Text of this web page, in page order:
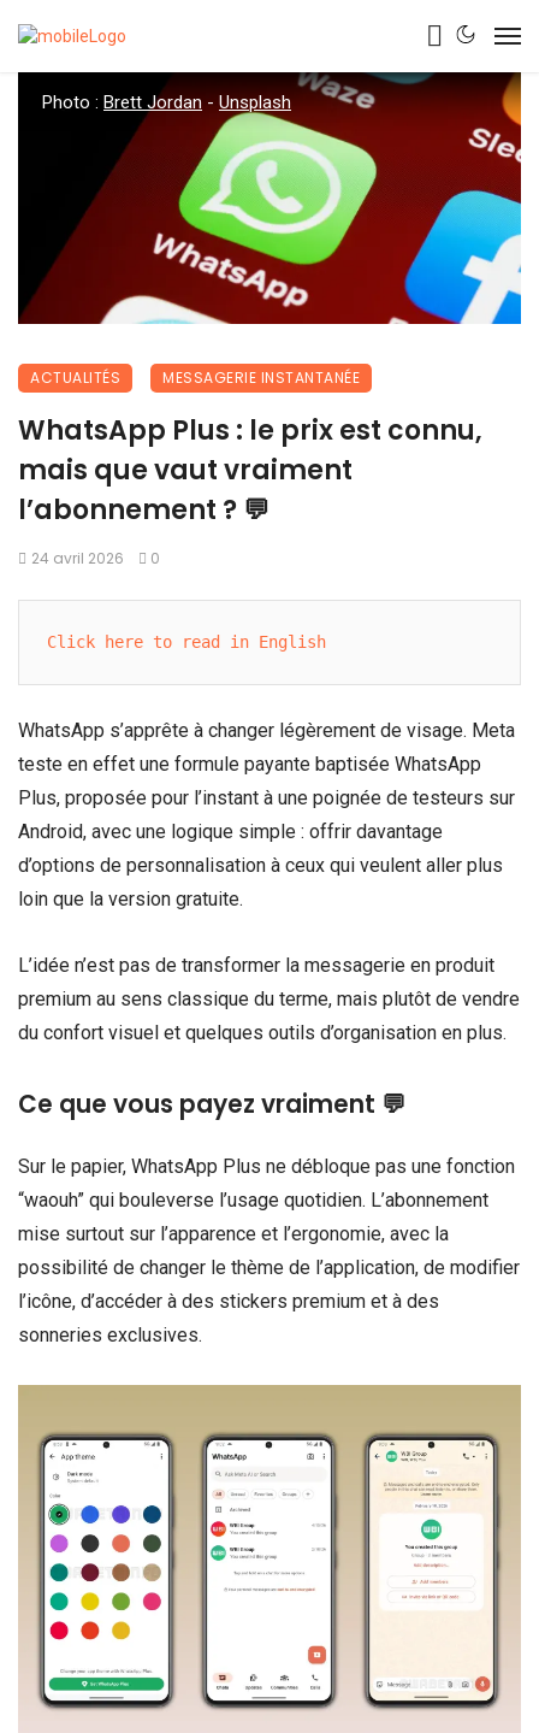
Photo : Brett Jordan - Unsplash
ACTUALITÉS MESSAGERIE INSTANTANÉE
WhatsApp Plus : le prix est connu,
mais que vaut vraiment
l’abonnement ? 💬
24 avril 2026 0
Click here to read in English
WhatsApp s’apprête à changer légèrement de visage. Meta
teste en effet une formule payante baptisée WhatsApp
Plus, proposée pour l’instant à une poignée de testeurs sur
Android, avec une logique simple : offrir davantage
d’options de personnalisation à ceux qui veulent aller plus
loin que la version gratuite.
L’idée n’est pas de transformer la messagerie en produit
premium au sens classique du terme, mais plutôt de vendre
du confort visuel et quelques outils d’organisation en plus.
Ce que vous payez vraiment 💬
Sur le papier, WhatsApp Plus ne débloque pas une fonction
“waouh” qui bouleverse l’usage quotidien. L’abonnement
mise surtout sur l’apparence et l’ergonomie, avec la
possibilité de changer le thème de l’application, de modifier
l’icône, d’accéder à des stickers premium et à des
sonneries exclusives.